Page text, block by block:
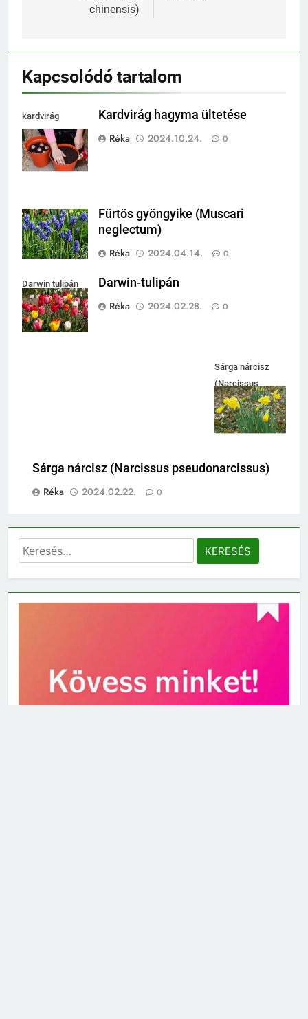
chinensis)
Kapcsolódó tartalom
kardvirág
ültetése
Kardvirág hagyma ültetése
Réka
2024.10.24. 0
Fürtös gyöngyike (Muscari
neglectum)
Réka
2024.04.14. 0
Darwin tulipán
Darwin-tulipán
Réka
2024.02.28. 0
Sárga nárcisz
(Narcissus
pseudonarcissus)
Sárga nárcisz (Narcissus pseudonarcissus)
Réka
2024.02.22. 0
Keresés: